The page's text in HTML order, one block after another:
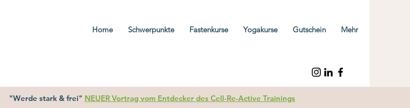
Home Schwerpunkte Fastenkurse Yogakurse Gutschein Mehr
"Werde stark & frei" NEUER Vortrag vom Entdecker des Cell-Re-Active Trainings